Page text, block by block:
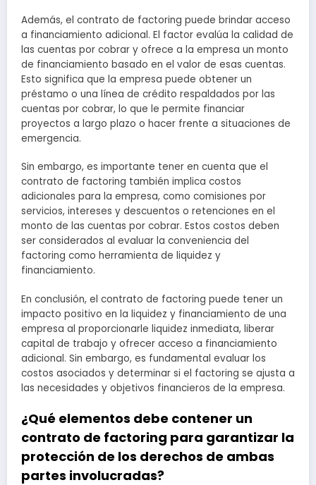
Además, el contrato de factoring puede brindar acceso
a financiamiento adicional. El factor evalúa la calidad de
las cuentas por cobrar y ofrece a la empresa un monto
de financiamiento basado en el valor de esas cuentas.
Esto significa que la empresa puede obtener un
préstamo o una línea de crédito respaldados por las
cuentas por cobrar, lo que le permite financiar
proyectos a largo plazo o hacer frente a situaciones de
emergencia.
Sin embargo, es importante tener en cuenta que el
contrato de factoring también implica costos
adicionales para la empresa, como comisiones por
servicios, intereses y descuentos o retenciones en el
monto de las cuentas por cobrar. Estos costos deben
ser considerados al evaluar la conveniencia del
factoring como herramienta de liquidez y
financiamiento.
En conclusión, el contrato de factoring puede tener un
impacto positivo en la liquidez y financiamiento de una
empresa al proporcionarle liquidez inmediata, liberar
capital de trabajo y ofrecer acceso a financiamiento
adicional. Sin embargo, es fundamental evaluar los
costos asociados y determinar si el factoring se ajusta a
las necesidades y objetivos financieros de la empresa.
¿Qué elementos debe contener un
contrato de factoring para garantizar la
protección de los derechos de ambas
partes involucradas?